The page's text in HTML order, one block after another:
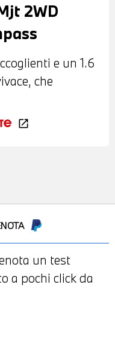
2WD
e un 1.6
che
open_in_new
un test
a pochi click da